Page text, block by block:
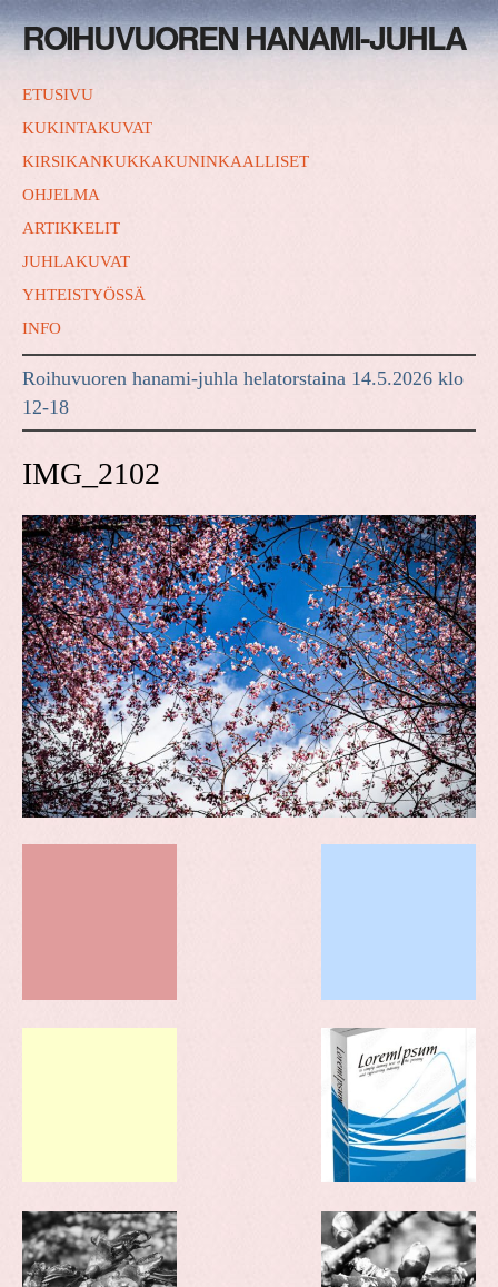
ROIHUVUOREN HANAMI-JUHLA
ETUSIVU
KUKINTAKUVAT
KIRSIKANKUKKAKUNINKAALLISET
OHJELMA
ARTIKKELIT
JUHLAKUVAT
YHTEISTYÖSSÄ
INFO
Roihuvuoren hanami-juhla helatorstaina 14.5.2026 klo
12-18
IMG_2102